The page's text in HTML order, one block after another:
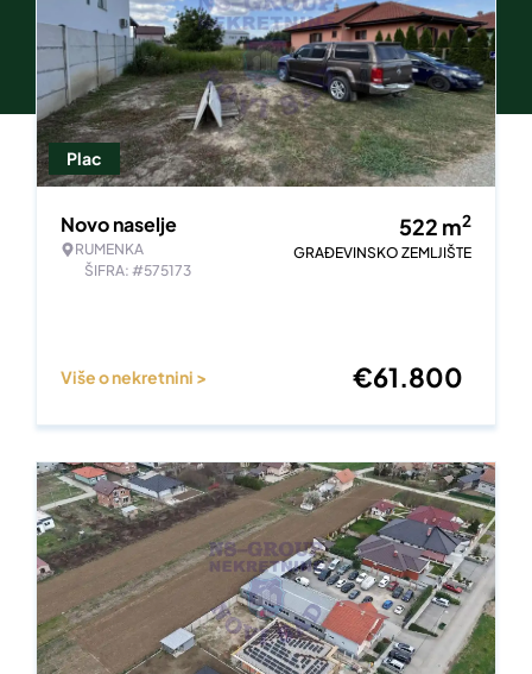
Plac
Novo naselje
RUMENKA
ŠIFRA: #575173
522 m2
GRAĐEVINSKO ZEMLJIŠTE
Više o nekretnini > €61.800